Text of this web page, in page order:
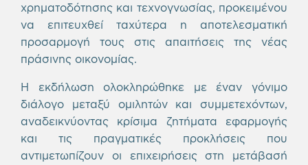
χρηματοδότησης και τεχνογνωσίας, προκειμένου
να επιτευχθεί ταχύτερα η αποτελεσματική
προσαρμογή τους στις απαιτήσεις της νέας
πράσινης οικονομίας.
Η εκδήλωση ολοκληρώθηκε με έναν γόνιμο
διάλογο μεταξύ ομιλητών και συμμετεχόντων,
αναδεικνύοντας κρίσιμα ζητήματα εφαρμογής
και τις πραγματικές προκλήσεις που
αντιμετωπίζουν οι επιχειρήσεις στη μετάβασή